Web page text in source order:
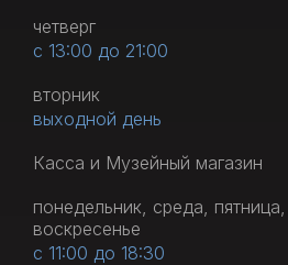
четверг
с 13:00 до 21:00
вторник
выходной день
Касса и Музейный магазин
понедельник, среда,
воскресенье
с 11:00 до 18:30